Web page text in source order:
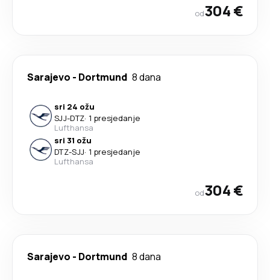
od304 €
Sarajevo - Dortmund 8 dana
sri 24 ožu
SJJ-DTZ· 1 presjedanje
Lufthansa
sri 31 ožu
DTZ-SJJ· 1 presjedanje
Lufthansa
od304 €
Sarajevo - Dortmund 8 dana